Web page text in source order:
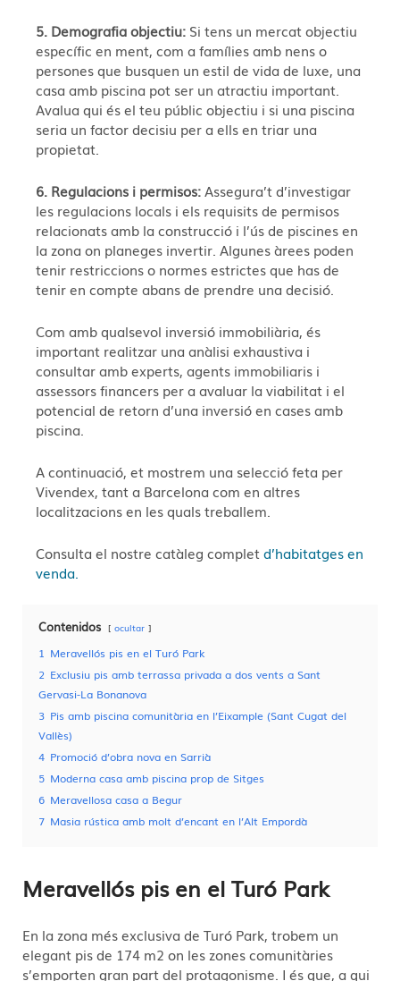
5. Demografia objectiu: Si tens un mercat objectiu
específic en ment, com a famílies amb nens o
persones que busquen un estil de vida de luxe, una
casa amb piscina pot ser un atractiu important.
Avalua qui és el teu públic objectiu i si una piscina
seria un factor decisiu per a ells en triar una
propietat.
6. Regulacions i permisos:Assegura’t d’investigar
les regulacions locals i els requisits de permisos
relacionats amb la construcció i l’ús de piscines en
la zona on planeges invertir. Algunes àrees poden
tenir restriccions o normes estrictes que has de
tenir en compte abans de prendre una decisió.
Com amb qualsevol inversió immobiliària, és
important realitzar una anàlisi exhaustiva i
consultar amb experts, agents immobiliaris i
assessors financers per a avaluar la viabilitat i el
potencial de retorn d’una inversió en cases amb
piscina.
A continuació, et mostrem una selecció feta per
Vivendex, tant a Barcelona com en altres
localitzacions en les quals treballem.
Consulta el nostre catàleg completd’habitatges en
venda.
Contenidos ocultar
1 Meravellós pis en el Turó Park
2 Exclusiu pis amb terrassa privada a dos vents a Sant
Gervasi-La Bonanova
3 Pis amb piscina comunitària en l’Eixample (Sant Cugat del
Vallès)
4 Promoció d’obra nova en Sarrià
5 Moderna casa amb piscina prop de Sitges
6 Meravellosa casa a Begur
7 Masia rústica amb molt d’encant en l’Alt Empordà
Meravellós pis en el Turó Park
En la zona més exclusiva de Turó Park, trobem un
elegant pis de 174 m2 on les zones comunitàries
s’emporten gran part del protagonisme. I és que, a qui